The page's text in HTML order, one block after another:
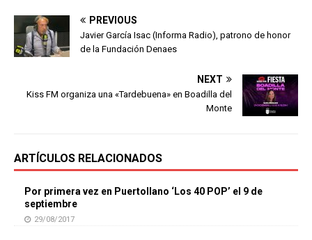
PREVIOUS
Javier García Isac (Informa Radio), patrono de honor
de la Fundación Denaes
NEXT
Kiss FM organiza una «Tardebuena» en Boadilla del
Monte
ARTÍCULOS RELACIONADOS
Por primera vez en Puertollano ‘Los 40 POP’ el 9 de
septiembre
29/08/2017